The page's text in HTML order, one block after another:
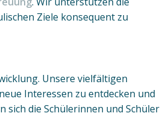
Ziele konsequent zu
Unsere vielfältigen
Interessen zu entdecken und
die Schülerinnen und Schüler